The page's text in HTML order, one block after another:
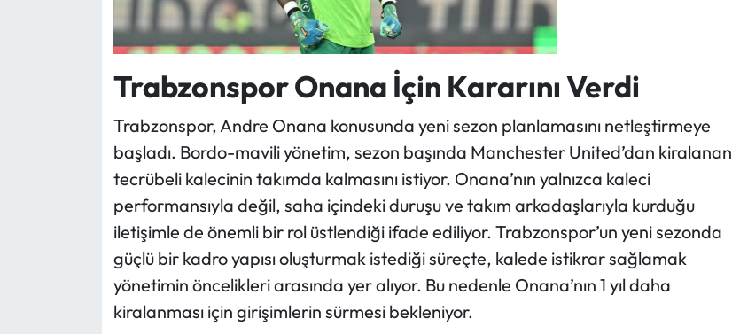
Trabzonspor Onana İçin Kararını Verdi
Trabzonspor, Andre Onana konusunda yeni sezon planlamasını netleştirmeye
başladı. Bordo-mavili yönetim, sezon başında Manchester United’dan kiralanan
tecrübeli kalecinin takımda kalmasını istiyor. Onana’nın yalnızca kaleci
performansıyla değil, saha içindeki duruşu ve takım arkadaşlarıyla kurduğu
iletişimle de önemli bir rol üstlendiği ifade ediliyor. Trabzonspor’un yeni sezonda
güçlü bir kadro yapısı oluşturmak istediği süreçte, kalede istikrar sağlamak
yönetimin öncelikleri arasında yer alıyor. Bu nedenle Onana’nın 1 yıl daha
kiralanması için girişimlerin sürmesi bekleniyor.